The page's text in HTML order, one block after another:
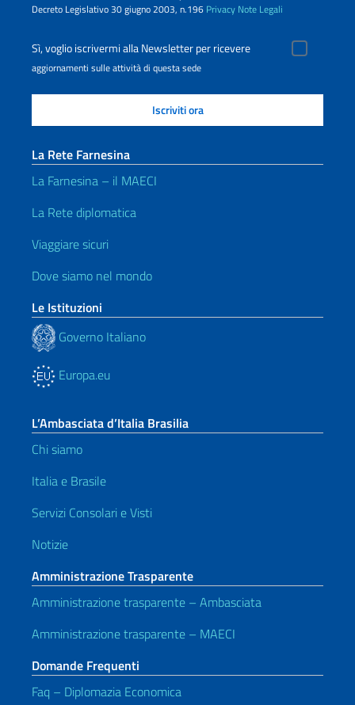
Decreto Legislativo 30 giugno 2003, n.196 Privacy Note Legali
Sì, voglio iscrivermi alla Newsletter per ricevere
aggiornamenti sulle attività di questa sede
La Rete Farnesina
La Farnesina – il MAECI
La Rete diplomatica
Viaggiare sicuri
Dove siamo nel mondo
Le Istituzioni
Governo Italiano
Europa.eu
L’Ambasciata d’Italia Brasilia
Chi siamo
Italia e Brasile
Servizi Consolari e Visti
Notizie
Amministrazione Trasparente
Amministrazione trasparente – Ambasciata
Amministrazione trasparente – MAECI
Domande Frequenti
Faq – Diplomazia Economica